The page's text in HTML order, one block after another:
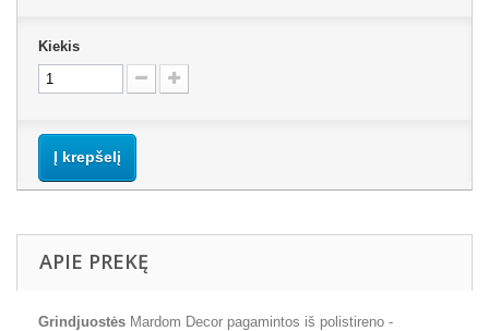
Kiekis
Į krepšelį
APIE PREKĘ
Grindjuostės Mardom Decor pagamintos iš polistireno -